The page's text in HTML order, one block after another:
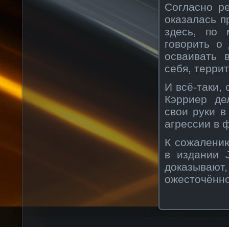
Согласно
оказалась
здесь, по
говорить
себя,
И всё-таки,
Кэрриер
свои руки
агрессии в
К
в издании